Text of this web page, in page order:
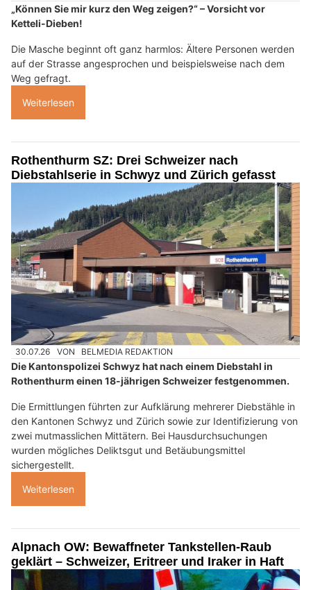
„Können Sie mir kurz den Weg zeigen?“ – Vorsicht vor
Ketteli-Dieben!
Die Masche beginnt oft ganz harmlos: Ältere Personen werden
auf der Strasse angesprochen und beispielsweise nach dem
Weg gefragt.
Weiterlesen
Rothenthurm SZ: Drei Schweizer nach
Diebstahlserie in Schwyz und Zürich gefasst
30.07.26 VON BELMEDIA REDAKTION
Die Kantonspolizei Schwyz hat nach einem Diebstahl in
Rothenthurm einen 18-jährigen Schweizer festgenommen.
Die Ermittlungen führten zur Aufklärung mehrerer Diebstähle in
den Kantonen Schwyz und Zürich sowie zur Identifizierung von
zwei mutmasslichen Mittätern. Bei Hausdurchsuchungen
wurden mögliches Deliktsgut und Betäubungsmittel
sichergestellt.
Weiterlesen
Alpnach OW: Bewaffneter Tankstellen-Raub
geklärt – Schweizer, Eritreer und Iraker in Haft